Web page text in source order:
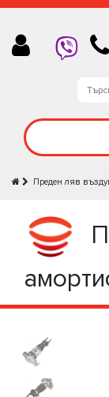
Преден ляв